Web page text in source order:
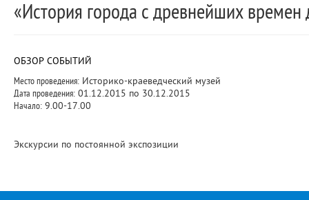
«История города с древнейших времен
ОБЗОР СОБЫТИЙ
Место проведения: Историко-краеведческий музей
Дата проведения: 01.12.2015 по 30.12.2015
Начало: 9.00-17.00
Экскурсии по постоянной экспозиции